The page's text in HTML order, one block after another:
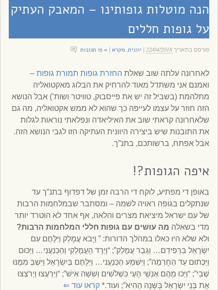
הנה מוטלות גופותינו – המאבק העתיק
על גופות חללים
פורסם בתאריך22/04/2018 יוונית, מקרא » 15 תגובות
לאחרונה עלתה שוב שאלת החזרת גופות תמורת גופות –
ואמנם אני משתדל מאוד להרחיק את הבלוג מאקטואליה
מתלהמת (בשביל זה יש את פייסבוק, טוויטר ושות’) אבל הנושא
הזה חוזר על עצמו לעייפה כך שהוא לא ממש אקטואליה, מה גם
שלאחרונה קראתי שוב את האיליאדה ונפלאתי נוראות לגלות
את התובנות שיש ביצירה היוונית העתיקה הזו לגבי הנושא הזה.
אבל אפתח, ברשותכם, בתנ”ך.
איפה הגופות?!
באופן די מפתיע, לוקח די הרבה זמן של דפדוף בתנ”ך עד
שנתקלים בגופה ראויה לשמה – ומסתבר שבמלחמות הרבות
של עם ישראל מיציאת מצרים והלאה, אף אחד לא הוטרד יותר
מדי בשאלה מה עושים עם גופות חללי המלחמות הרבות?
ולא שלא היו כאלו במהלך הדורות: ” וַיָּבֹא עֲמָלֵק וַיִּלָּחֶם עִם
יִשְׂרָאֵל בִּרְפִידִם… וְגָבַר עֲמָלֵק”; “וַיֵּרֶד הָעֲמָלֵקִי וְהַכְּנַעֲנִי… וַיַּכּוּם
וַיַּכְּתוּם עַד הַחָרְמָה”; וַיִּשְׁמַע הַכְּנַעֲנִי… וַיִּלָּחֶם בְּיִשְׂרָאֵל וַיִּשְׁבְּ מִמֶּנּוּ
שֶׁבִי”; “וַיַּכּוּ מֵהֶם אַנְשֵׁי הָעַי כִּשְׁלֹשִׁים וְשִׁשָּׁה אִישׁ”; “וַיִּרְעֲצוּ וַיְרֹצְצוּ
אֶת בְּנֵי יִשְׂרָאֵל בַּשָּׁנָה הַהִיא”; ועוד.*קראו עוד⇐